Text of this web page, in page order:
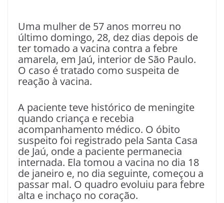
Uma mulher de 57 anos morreu no
último domingo, 28, dez dias depois de
ter tomado a vacina contra a febre
amarela, em Jaú, interior de São Paulo.
O caso é tratado como suspeita de
reação à vacina.
A paciente teve histórico de meningite
quando criança e recebia
acompanhamento médico. O óbito
suspeito foi registrado pela Santa Casa
de Jaú, onde a paciente permanecia
internada. Ela tomou a vacina no dia 18
de janeiro e, no dia seguinte, começou a
passar mal. O quadro evoluiu para febre
alta e inchaço no coração.